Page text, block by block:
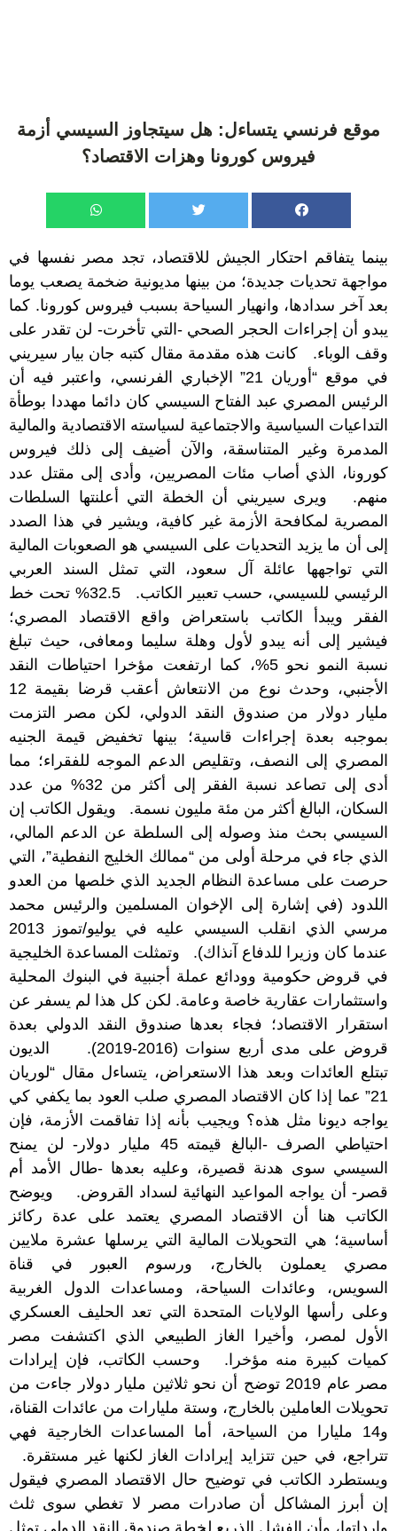
موقع فرنسي يتساءل: هل سيتجاوز السيسي أزمة
فيروس كورونا وهزات الاقتصاد؟
بينما يتفاقم احتكار الجيش للاقتصاد، تجد مصر نفسها في
مواجهة تحديات جديدة؛ من بينها مديونية ضخمة يصعب يوما
بعد آخر سدادها، وانهيار السياحة بسبب فيروس كورونا. كما
يبدو أن إجراءات الحجر الصحي -التي تأخرت- لن تقدر على
وقف الوباء. كانت هذه مقدمة مقال كتبه جان بيار سيريني
في موقع “أوريان 21” الإخباري الفرنسي، واعتبر فيه أن
الرئيس المصري عبد الفتاح السيسي كان دائما مهددا بوطأة
التداعيات السياسية والاجتماعية لسياسته الاقتصادية والمالية
المدمرة وغير المتناسقة، والآن أضيف إلى ذلك فيروس
كورونا، الذي أصاب مئات المصريين، وأدى إلى مقتل عدد
منهم. ويرى سيريني أن الخطة التي أعلنتها السلطات
المصرية لمكافحة الأزمة غير كافية، ويشير في هذا الصدد
إلى أن ما يزيد التحديات على السيسي هو الصعوبات المالية
التي تواجهها عائلة آل سعود، التي تمثل السند العربي
الرئيسي للسيسي، حسب تعبير الكاتب.
32.5% تحت خط
الفقر
ويبدأ الكاتب باستعراض واقع الاقتصاد المصري؛
فيشير إلى أنه يبدو لأول وهلة سليما ومعافى، حيث تبلغ
نسبة النمو نحو 5%، كما ارتفعت مؤخرا احتياطات النقد
الأجنبي، وحدث نوع من الانتعاش أعقب قرضا بقيمة 12
مليار دولار من صندوق النقد الدولي، لكن مصر التزمت
بموجبه بعدة إجراءات قاسية؛ بينها تخفيض قيمة الجنيه
المصري إلى النصف، وتقليص الدعم الموجه للفقراء؛ مما
أدى إلى تصاعد نسبة الفقر إلى أكثر من 32% من عدد
السكان، البالغ أكثر من مئة مليون نسمة. ويقول الكاتب إن
السيسي بحث منذ وصوله إلى السلطة عن الدعم المالي،
الذي جاء في مرحلة أولى من “ممالك الخليج النفطية”، التي
حرصت على مساعدة النظام الجديد الذي خلصها من العدو
اللدود (في إشارة إلى الإخوان المسلمين والرئيس محمد
مرسي الذي انقلب السيسي عليه في يوليو/تموز 2013
عندما كان وزيرا للدفاع آنذاك). وتمثلت المساعدة الخليجية
في قروض حكومية وودائع عملة أجنبية في البنوك المحلية
واستثمارات عقارية خاصة وعامة. لكن كل هذا لم يسفر عن
استقرار الاقتصاد؛ فجاء بعدها صندوق النقد الدولي بعدة
قروض على مدى أربع سنوات (2016-2019).
الديون
تبتلع العائدات وبعد هذا الاستعراض، يتساءل مقال “لوريان
21” عما إذا كان الاقتصاد المصري صلب العود بما يكفي كي
يواجه ديونا مثل هذه؟ ويجيب بأنه إذا تفاقمت الأزمة، فإن
احتياطي الصرف -البالغ قيمته 45 مليار دولار- لن يمنح
السيسي سوى هدنة قصيرة، وعليه بعدها -طال الأمد أم
قصر- أن يواجه المواعيد النهائية لسداد القروض. ويوضح
الكاتب هنا أن الاقتصاد المصري يعتمد على عدة ركائز
أساسية؛ هي التحويلات المالية التي يرسلها عشرة ملايين
مصري يعملون بالخارج، ورسوم العبور في قناة
السويس، وعائدات السياحة، ومساعدات الدول الغربية
وعلى رأسها الولايات المتحدة التي تعد الحليف العسكري
الأول لمصر، وأخيرا الغاز الطبيعي الذي اكتشفت مصر
كميات كبيرة منه مؤخرا. وحسب الكاتب، فإن إيرادات
مصر عام 2019 توضح أن نحو ثلاثين مليار دولار جاءت من
تحويلات العاملين بالخارج، وستة مليارات من عائدات القناة،
و14 مليارا من السياحة، أما المساعدات الخارجية فهي
تتراجع، في حين تتزايد إيرادات الغاز لكنها غير مستقرة.
ويستطرد الكاتب في توضيح حال الاقتصاد المصري فيقول
إن أبرز المشاكل أن صادرات مصر لا تغطي سوى ثلث